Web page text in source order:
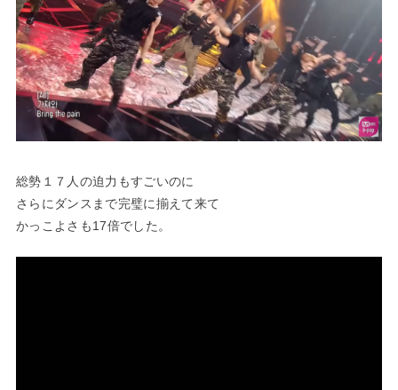
総勢１７人の迫力もすごいのに
さらにダンスまで完璧に揃えて来て
かっこよさも17倍でした。